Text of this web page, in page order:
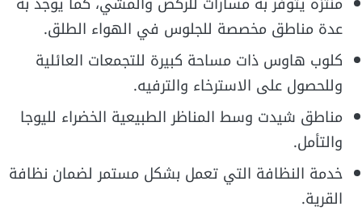
عدة مناطق مخصصة للجلوس في الهواء الطلق.
كلوب هاوس ذات مساحة كبيرة للتجمعات العائلية
وللحصول على الاسترخاء والترفيه.
مناطق شيدت وسط المناظر الطبيعية الخضراء لليوجا
والتأمل.
خدمة النظافة التي تعمل بشكل مستمر لضمان نظافة
القرية.